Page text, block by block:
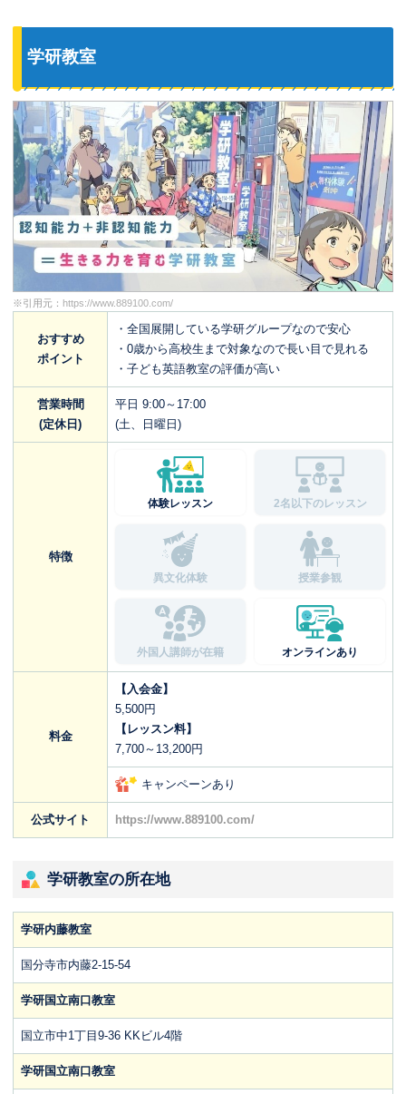
学研教室
※引用元： https://www.889100.com/
おすすめ
ポイント
・全国展開している学研グループなので安心
・0歳から高校生まで対象なので長い目で見れる
・子ども英語教室の評価が高い
営業時間
(定休日)
平日 9:00～17:00
(土、日曜日)
特徴
体験レッスン 2名以下のレッスン
異文化体験 授業参観
外国人講師が在籍 オンラインあり
料金
【入会金】
5,500円
【レッスン料】
7,700～13,200円
キャンペーンあり
公式サイト https://www.889100.com/
学研教室の所在地
学研内藤教室
国分寺市内藤2-15-54
学研国立南口教室
国立市中1丁目9-36 KKビル4階
学研国立南口教室